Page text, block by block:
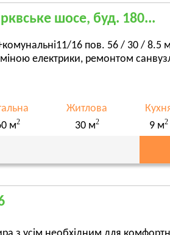
шосе, буд. 180...
16 пов. 56 / 30 / 8.5
електрики, ремонтом
м2
Житлова
30 м2
9 м2